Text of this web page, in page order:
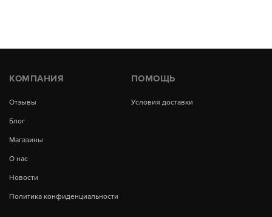
КОМПАНИЯ
Отзывы
Блог
Магазины
О нас
Новости
Политика конфиденциальности
ПОМОЩЬ
Условия доставки